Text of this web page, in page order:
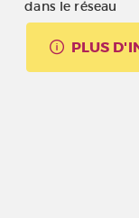
dans le réseau
PLUS